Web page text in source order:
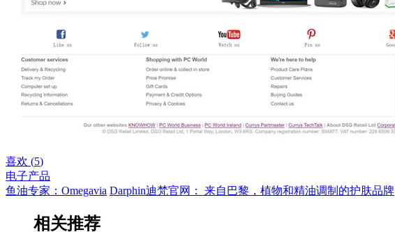
喜欢 (5)
电子产品
鱼油专家：Omegavia Darphin迪梵官网： 来自巴黎，植物和精油调制的护肤品牌
相关推荐